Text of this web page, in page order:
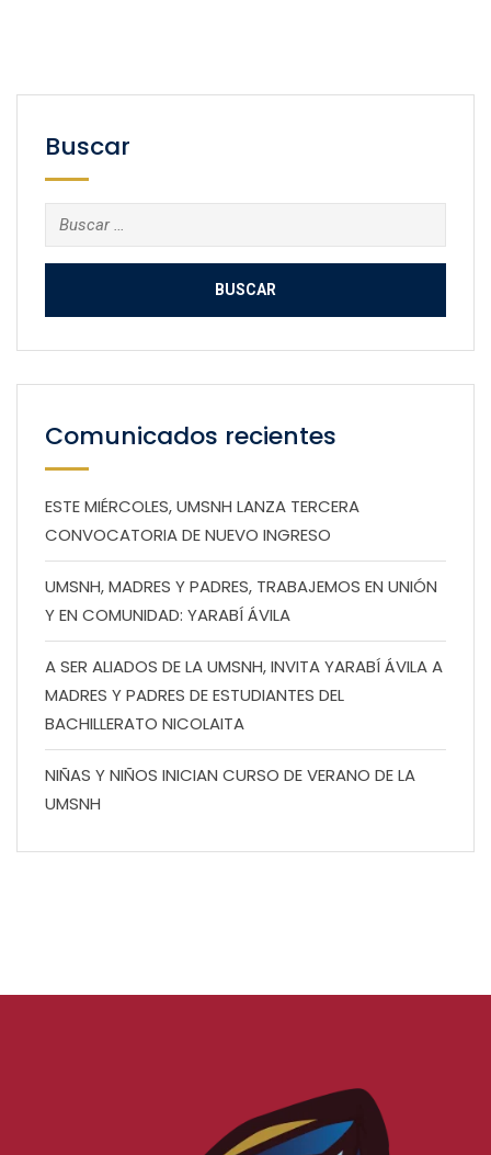
Buscar
Buscar:
Comunicados recientes
ESTE MIÉRCOLES, UMSNH LANZA TERCERA
CONVOCATORIA DE NUEVO INGRESO
UMSNH, MADRES Y PADRES, TRABAJEMOS EN UNIÓN
Y EN COMUNIDAD: YARABÍ ÁVILA
A SER ALIADOS DE LA UMSNH, INVITA YARABÍ ÁVILA A
MADRES Y PADRES DE ESTUDIANTES DEL
BACHILLERATO NICOLAITA
NIÑAS Y NIÑOS INICIAN CURSO DE VERANO DE LA
UMSNH